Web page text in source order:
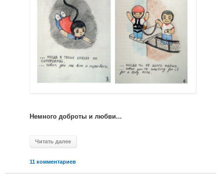
Немного доброты и любви...
Читать далее
11 комментариев